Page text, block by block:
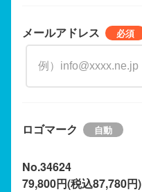
メールアドレス
ロゴマーク
No.34624
79,800円(税込87,780円)